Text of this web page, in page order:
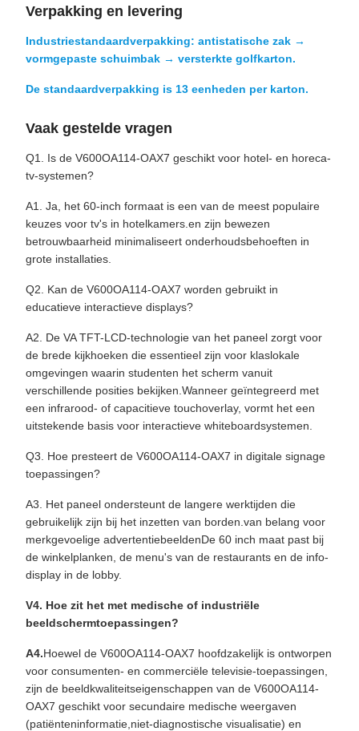
Verpakking en levering
Industriestandaardverpakking: antistatische zak →
vormgepaste schuimbak → versterkte golfkarton.
De standaardverpakking is 13 eenheden per karton.
Vaak gestelde vragen
Q1. Is de V600OA114-OAX7 geschikt voor hotel- en horeca-
tv-systemen?
A1. Ja, het 60-inch formaat is een van de meest populaire
keuzes voor tv's in hotelkamers.en zijn bewezen
betrouwbaarheid minimaliseert onderhoudsbehoeften in
grote installaties.
Q2. Kan de V600OA114-OAX7 worden gebruikt in
educatieve interactieve displays?
A2. De VA TFT-LCD-technologie van het paneel zorgt voor
de brede kijkhoeken die essentieel zijn voor klaslokale
omgevingen waarin studenten het scherm vanuit
verschillende posities bekijken.Wanneer geïntegreerd met
een infrarood- of capacitieve touchoverlay, vormt het een
uitstekende basis voor interactieve whiteboardsystemen.
Q3. Hoe presteert de V600OA114-OAX7 in digitale signage
toepassingen?
A3. Het paneel ondersteunt de langere werktijden die
gebruikelijk zijn bij het inzetten van borden.van belang voor
merkgevoelige advertentiebeeldenDe 60 inch maat past bij
de winkelplanken, de menu's van de restaurants en de info-
display in de lobby.
V4. Hoe zit het met medische of industriële
beeldschermtoepassingen?
A4.Hoewel de V600OA114-OAX7 hoofdzakelijk is ontworpen
voor consumenten- en commerciële televisie-toepassingen,
zijn de beeldkwaliteitseigenschappen van de V600OA114-
OAX7 geschikt voor secundaire medische weergaven
(patiënteninformatie,niet-diagnostische visualisatie) en